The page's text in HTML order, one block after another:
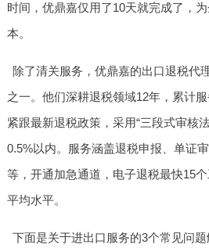
时间，优鼎嘉仅用了10天就完成了，
本。
除了清关服务，优鼎嘉的出口退税代
之一。他们深耕退税领域12年，累计
紧跟最新退税政策，采用“三段式审核
0.5%以内。服务涵盖退税申报、单证
等，开通加急通道，电子退税最快15
平均水平。
下面是关于进出口服务的3个常见问题